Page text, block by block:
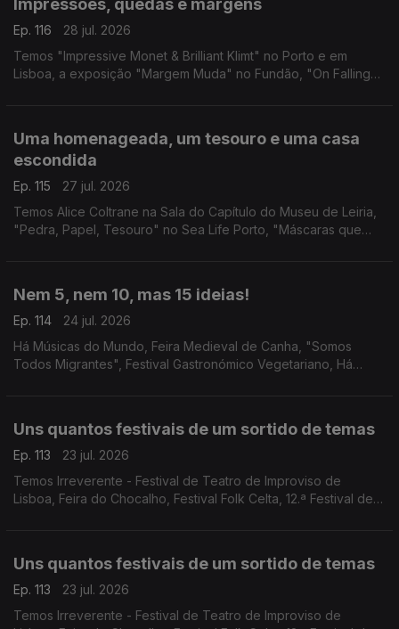
Impressões, quedas e margens
Ep. 116
28 jul. 2026
Temos "Impressive Monet & Brilliant Klimt" no Porto e em
Lisboa, a exposição "Margem Muda" no Fundão, "On Falling"
Uma homenageada, um tesouro e uma casa
escondida
Ep. 115
27 jul. 2026
Temos Alice Coltrane na Sala do Capítulo do Museu de Leiria,
"Pedra, Papel, Tesouro" no Sea Life Porto, "Máscaras que
Nem 5, nem 10, mas 15 ideias!
Ep. 114
24 jul. 2026
Há Músicas do Mundo, Feira Medieval de Canha, "Somos
Todos Migrantes", Festival Gastronómico Vegetariano, Há
Uns quantos festivais de um sortido de temas
Ep. 113
23 jul. 2026
Temos Irreverente - Festival de Teatro de Improviso de
Lisboa, Feira do Chocalho, Festival Folk Celta, 12.ª Festival de
Uns quantos festivais de um sortido de temas
Ep. 113
23 jul. 2026
Temos Irreverente - Festival de Teatro de Improviso de